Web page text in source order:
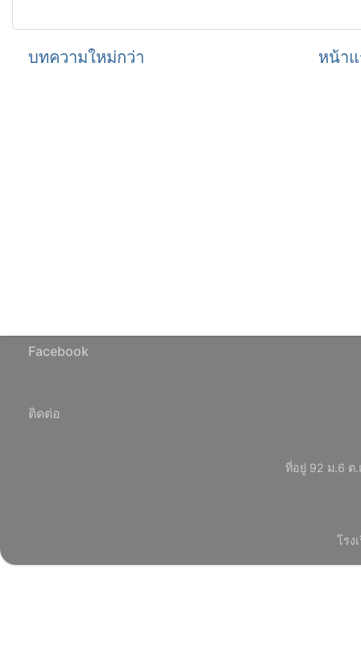
บทความใหม่กว่า หน้า
Facebook
ติดต่อ
ที่อยู่ 92 ม.6 ต.
โรง